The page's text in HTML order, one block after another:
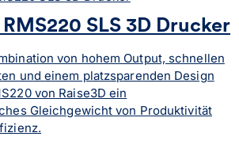
RMS220 SLS 3D Drucker
von hohem Output, schnellen
und einem platzsparenden Design
von Raise3D ein
Gleichgewicht von Produktivität